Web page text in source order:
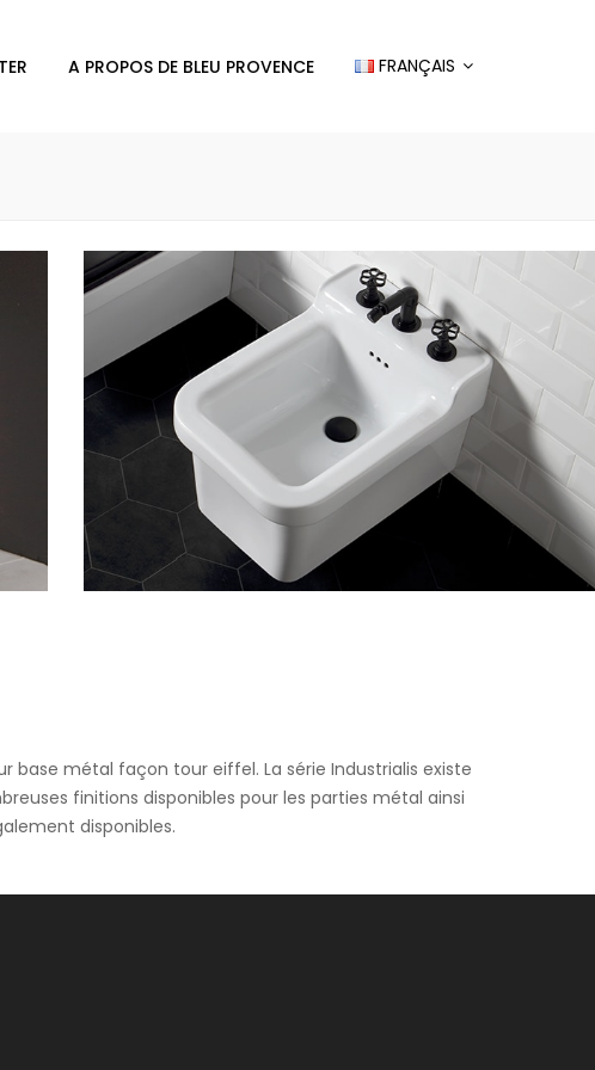
A PROPOS DE BLEU PROVENCE FRANÇAIS
avec de nombreuses couleurs mates ou brillantes (blanc ancien,
base métal façon tour eiffel. La série Industrialis existe
finitions disponibles pour les parties métal ainsi
disponibles.